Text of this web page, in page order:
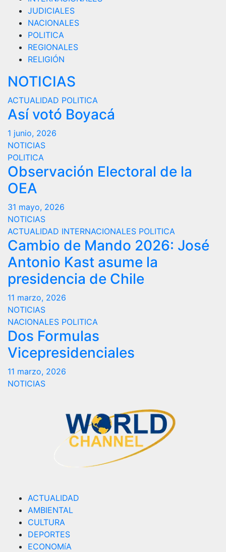
JUDICIALES
NACIONALES
POLITICA
REGIONALES
RELIGIÓN
NOTICIAS
ACTUALIDAD POLITICA
Así votó Boyacá
1 junio, 2026
NOTICIAS
POLITICA
Observación Electoral de la
OEA
31 mayo, 2026
NOTICIAS
ACTUALIDAD INTERNACIONALES POLITICA
Cambio de Mando 2026: José
Antonio Kast asume la
presidencia de Chile
11 marzo, 2026
NOTICIAS
NACIONALES POLITICA
Dos Formulas
Vicepresidenciales
11 marzo, 2026
NOTICIAS
ACTUALIDAD
AMBIENTAL
CULTURA
DEPORTES
ECONOMíA